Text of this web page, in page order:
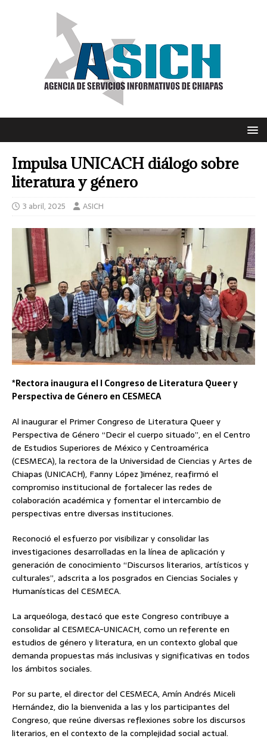
Impulsa UNICACH diálogo sobre
literatura y género
3 abril, 2025 ASICH
*Rectora inaugura el I Congreso de Literatura Queer y
Perspectiva de Género en CESMECA
Al inaugurar el Primer Congreso de Literatura Queer y
Perspectiva de Género “Decir el cuerpo situado”, en el Centro
de Estudios Superiores de México y Centroamérica
(CESMECA), la rectora de la Universidad de Ciencias y Artes de
Chiapas (UNICACH), Fanny López Jiménez, reafirmó el
compromiso institucional de fortalecer las redes de
colaboración académica y fomentar el intercambio de
perspectivas entre diversas instituciones.
Reconoció el esfuerzo por visibilizar y consolidar las
investigaciones desarrolladas en la línea de aplicación y
generación de conocimiento “Discursos literarios, artísticos y
culturales”, adscrita a los posgrados en Ciencias Sociales y
Humanísticas del CESMECA.
La arqueóloga, destacó que este Congreso contribuye a
consolidar al CESMECA-UNICACH, como un referente en
estudios de género y literatura, en un contexto global que
demanda propuestas más inclusivas y significativas en todos
los ámbitos sociales.
Por su parte, el director del CESMECA, Amín Andrés Miceli
Hernández, dio la bienvenida a las y los participantes del
Congreso, que reúne diversas reflexiones sobre los discursos
literarios, en el contexto de la complejidad social actual.